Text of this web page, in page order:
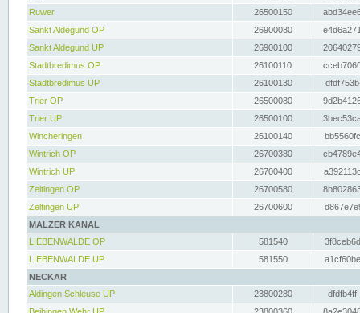
Ruwer
26500150
Sankt Aldegund OP
26900080
Sankt Aldegund UP
26900100
Stadtbredimus OP
26100110
Stadtbredimus UP
26100130
Trier OP
26500080
Trier UP
26500100
Wincheringen
26100140
Wintrich OP
26700380
Wintrich UP
26700400
Zeltingen OP
26700580
Zeltingen UP
26700600
MALZER KANAL
LIEBENWALDE OP
581540
LIEBENWALDE UP
581550
NECKAR
Aldingen Schleuse UP
23800280